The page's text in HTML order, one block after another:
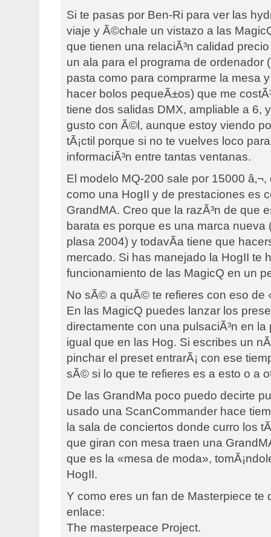
Si te pasas por Ben-Ri para ver las
viaje y Ã©chale un vistazo a las
que tienen una relaciÃ³n calidad
un ala para el programa de ordenador
pasta como para comprarme la mesa
hacer bolos pequeÃ±os) que me
tiene dos salidas DMX, ampliable a 6,
gusto con Ã©l, aunque estoy viendo
tÃ¡ctil porque si no te vuelves loco
informaciÃ³n entre tantas ventanas.
El modelo MQ-200 sale por 15000
como una HogII y de prestaciones es
GrandMA. Creo que la razÃ³n de que
barata es porque es una marca nueva
plasa 2004) y todavÃ­a tiene que
mercado. Si has manejado la HogII te
funcionamiento de las MagicQ en un
No sÃ© a quÃ© te refieres con eso de
En las MagicQ puedes lanzar los
directamente con una pulsaciÃ³n en la
igual que en las Hog. Si escribes un
pinchar el preset entrarÃ¡ con ese
sÃ© si lo que te refieres es a esto o a
De las GrandMa poco puedo decirte
usado una ScanCommander hace
la sala de conciertos donde curro los
que giran con mesa traen una
que es la «mesa de moda»,
HogII.
Y como eres un fan de Masterpiece te
enlace:
The masterpeace Project.